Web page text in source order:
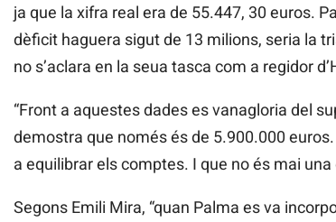
ja que la xifra real era de 55.447, 30 euros.
dèficit haguera sigut de 13 milions, seria la
no s’aclara en la seua tasca com a regidor
“Front a aquestes dades es vanagloria del
demostra que només és de 5.900.000
a equilibrar els comptes. I que no és mai
Segons Emili Mira, “quan Palma es va